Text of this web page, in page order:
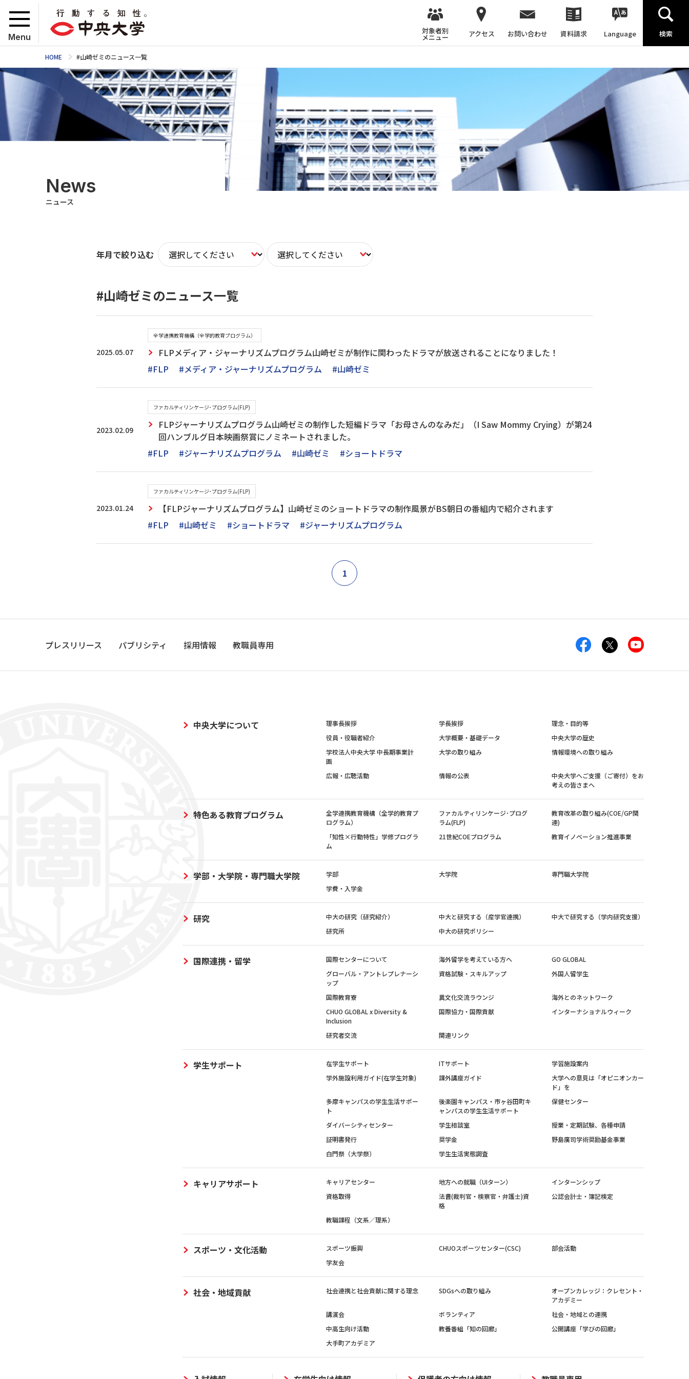
Menu
対象者別
メニュー アクセス お問い合わせ 資料請求 Language 検索
HOME #山崎ゼミのニュース一覧
News
ニュース
年月で絞り込む
#山崎ゼミのニュース一覧
2025.05.07
全学連携教育機構（全学的教育プログラム）
FLPメディア・ジャーナリズムプログラム山崎ゼミが制作に関わったドラマが放送されることになりました！
#FLP
#メディア・ジャーナリズムプログラム #山崎ゼミ
2023.02.09
ファカルティリンケージ･プログラム(FLP)
FLPジャーナリズムプログラム山崎ゼミの制作した短編ドラマ「お母さんのなみだ」（I Saw Mommy Crying）が第24
回ハンブルグ日本映画祭賞にノミネートされました。
#FLP
#ジャーナリズムプログラム #山崎ゼミ #ショートドラマ
2023.01.24
ファカルティリンケージ･プログラム(FLP)
【FLPジャーナリズムプログラム】山崎ゼミのショートドラマの制作風景がBS朝日の番組内で紹介されます
#FLP
#山崎ゼミ #ショートドラマ #ジャーナリズムプログラム
1
プレスリリース パブリシティ 採用情報 教職員専用
中央大学について 理事長挨拶 学長挨拶
理念・目的等
役員・役職者紹介
大学概要・基礎データ
中央大学の歴史
学校法人中央大学 中長期事業計
画
大学の取り組み 情報環境への取り組み
広報・広聴活動 情報の公表
中央大学へご支援（ご寄付）をお
考えの皆さまへ
特色ある教育プログラム
全学連携教育機構（全学的教育プ
ログラム）
ファカルティリンケージ･プログ
ラム(FLP)
教育改革の取り組み(COE/GP関
連)
「知性×行動特性」学修プログラ
ム
21世紀COEプログラム 教育イノベーション推進事業
学部・大学院・専門職大学院 学部 大学院
専門職大学院
学費・入学金
研究 中大の研究（研究紹介） 中大と研究する（産学官連携）
中大で研究する（学内研究支援）
研究所
中大の研究ポリシー
国際連携・留学 国際センターについて 海外留学を考えている方へ
GO GLOBAL
グローバル・アントレプレナーシ
ップ
資格試験・スキルアップ 外国人留学生
国際教育寮 異文化交流ラウンジ
海外とのネットワーク
CHUO GLOBAL x Diversity &
Inclusion
国際協力・国際貢献 インターナショナルウィーク
研究者交流 関連リンク
学生サポート 在学生サポート ITサポート
学習施設案内
学外施設利用ガイド(在学生対象)
課外講座ガイド
大学への意見は「オピニオンカー
ド」を
多摩キャンパスの学生生活サポー
ト
後楽園キャンパス・市ヶ谷田町キ
ャンパスの学生生活サポート
保健センター
ダイバーシティセンター 学生相談室
授業・定期試験、各種申請
証明書発行
奨学金
野島廣司学術奨励基金事業
白門祭（大学祭）
学生生活実態調査
キャリアサポート キャリアセンター 地方への就職（UIターン）
インターンシップ
資格取得
法曹(裁判官・検察官・弁護士)資
格
公認会計士・簿記検定
教職課程（文系／理系）
スポーツ・文化活動 スポーツ振興 CHUOスポーツセンター(CSC)
部会活動
学友会
社会・地域貢献 社会連携と社会貢献に関する理念 SDGsへの取り組み
オープンカレッジ：クレセント・
アカデミー
講演会
ボランティア
社会・地域との連携
中高生向け活動
教養番組「知の回廊」
公開講座「学びの回廊」
大手町アカデミア